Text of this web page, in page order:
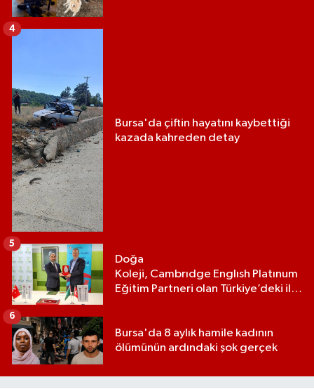
Bursa'da çiftin hayatını kaybettiği
kazada kahreden detay
4
Doğa
Koleji, Cambrıdge Englısh Platınum
Eğitim Partneri olan Türkiye’deki ilk
5
Bursa'da 8 aylık hamile kadının
ölümünün ardındaki şok gerçek
6